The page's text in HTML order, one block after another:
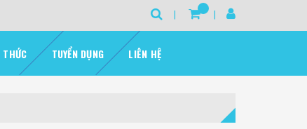
THỨC TUYỂN DỤNG LIÊN HỆ